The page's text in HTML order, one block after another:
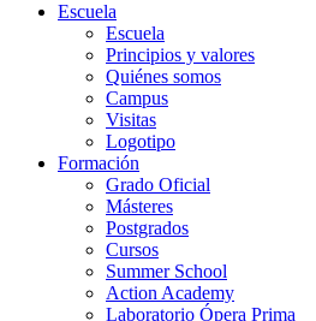
Escuela
Escuela
Principios y valores
Quiénes somos
Campus
Visitas
Logotipo
Formación
Grado Oficial
Másteres
Postgrados
Cursos
Summer School
Action Academy
Laboratorio Ópera Prima